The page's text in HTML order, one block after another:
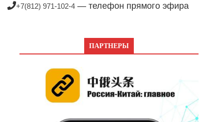
+7(812) 971-102-4 — телефон прямого эфира
ПАРТНЕРЫ